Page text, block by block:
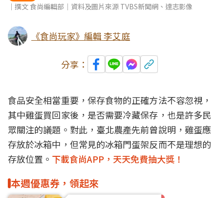
｜撰文 食尚編輯部｜資料及圖片來源 TVBS新聞網、達志影像
《食尚玩家》編輯 李艾庭
分享：
食品安全相當重要，保存食物的正確方法不容忽視，
其中雞蛋買回家後，是否需要冷藏保存，也是許多民
眾關注的議題。對此，臺北農產先前曾說明，雞蛋應
存放於冰箱中，但常見的冰箱門蛋架反而不是理想的
存放位置。 下載食尚APP，天天免費抽大獎！
本週優惠券，領起來